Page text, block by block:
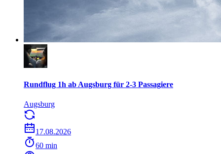
Rundflug 1h ab Augsburg für 2-3 Passagiere
Augsburg
17.08.2026
60 min